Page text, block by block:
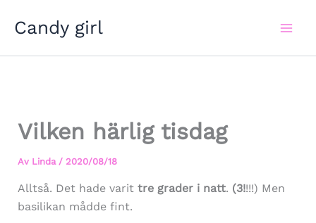
Candy girl
Vilken härlig tisdag
Av Linda / 2020/08/18
Alltså. Det hade varit tre grader i natt. (3!!!!) Men
basilikan mådde fint.